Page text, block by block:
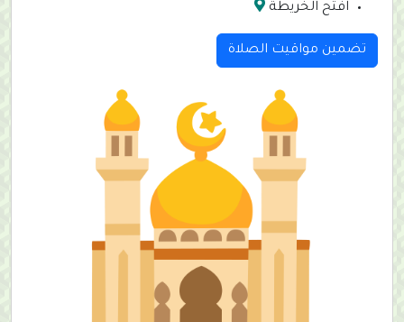
افتح الخريطة
تضمين مواقيت الصلاة